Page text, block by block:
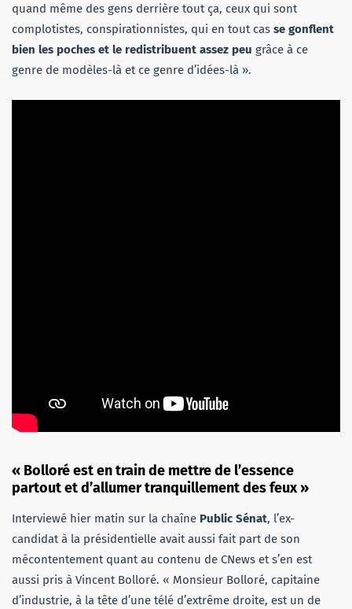
quand même des gens derrière tout ça, ceux qui sont
complotistes, conspirationnistes, qui en tout cas se gonflent
bien les poches et le redistribuent assez peu grâce à ce
genre de modèles-là et ce genre d’idées-là ».
« Bolloré est en train de mettre de l’essence
partout et d’allumer tranquillement des feux »
Interviewé hier matin sur la chaîne Public Sénat, l’ex-
candidat à la présidentielle avait aussi fait part de son
mécontentement quant au contenu de CNews et s’en est
aussi pris à Vincent Bolloré. « Monsieur Bolloré, capitaine
d’industrie, à la tête d’une télé d’extrême droite, est un de